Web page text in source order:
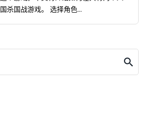
杀国战游戏。 选择角色...